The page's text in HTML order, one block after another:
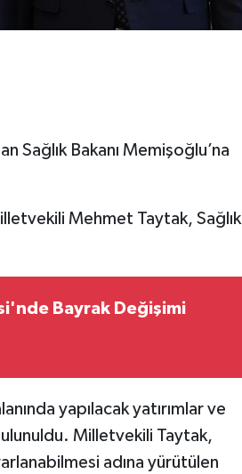
Sağlık Bakanı Memişoğlu’na
Mehmet Taytak, Sağlık
Bayrak Değişimi
yapılacak yatırımlar ve
Milletvekili Taytak,
adına yürütülen